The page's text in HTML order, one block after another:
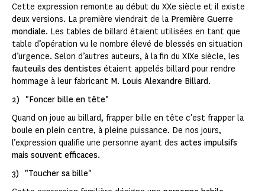
Cette expression remonte au début du XXe siècle et il existe
deux versions. La première viendrait de la Première Guerre
mondiale. Les tables de billard étaient utilisées en tant que
table d’opération vu le nombre élevé de blessés en situation
d’urgence. Selon d’autres auteurs, à la fin du XIXe siècle, les
fauteuils des dentistes étaient appelés billard pour rendre
hommage à leur fabricant M. Louis Alexandre Billard.
2) "Foncer bille en tête"
Quand on joue au billard, frapper bille en tête c’est frapper la
boule en plein centre, à pleine puissance. De nos jours,
l’expression qualifie une personne ayant des actes impulsifs
mais souvent efficaces.
3) "Toucher sa bille"